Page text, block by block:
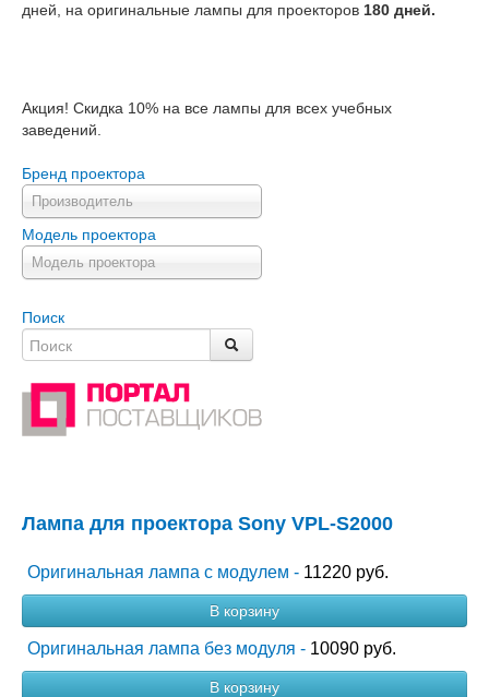
дней, на оригинальные лампы для проекторов 180 дней.
Акция! Скидка 10% на все лампы для всех учебных
заведений.
Бренд проектора
Производитель
Модель проектора
Модель проектора
Поиск
Лампа для проектора Sony VPL-S2000
Оригинальная лампа с модулем - 11220 руб.
В корзину
Оригинальная лампа без модуля - 10090 руб.
В корзину